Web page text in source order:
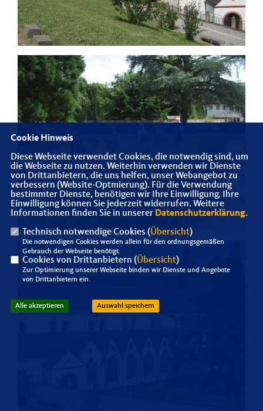
Cookie Hinweis
Diese Webseite verwendet Cookies, die notwendig sind, um
die Webseite zu nutzen. Weiterhin verwenden wir Dienste
von Drittanbietern, die uns helfen, unser Webangebot zu
verbessern (Website-Optmierung). Für die Verwendung
bestimmter Dienste, benötigen wir Ihre Einwilligung. Ihre
Einwilligung können Sie jederzeit widerrufen. Weitere
Informationen finden Sie in unserer Datenschutzerklärung.
Technisch notwendige Cookies (Übersicht)
Die notwendigen Cookies werden allein für den ordnungsgemäßen
Gebrauch der Webseite benötigt.
Cookies von Drittanbietern (Übersicht)
Zur Optimierung unserer Webseite binden wir Dienste und Angebote
von Drittanbietern ein.
Alle akzeptieren Auswahl speichern